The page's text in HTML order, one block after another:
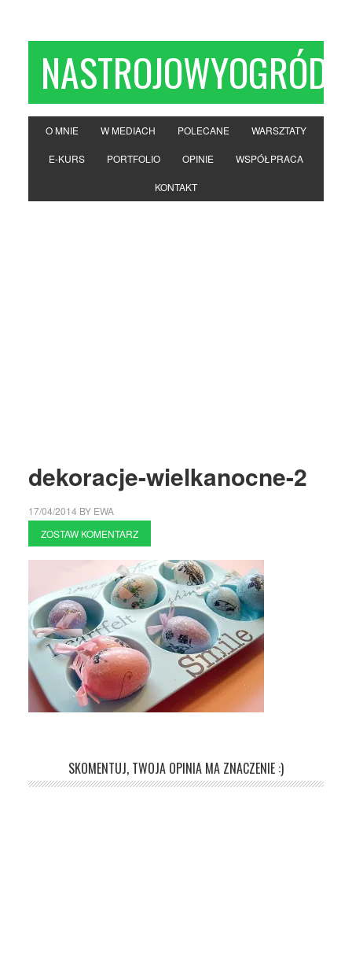
NASTROJOWYOGRÓD
O MNIE W MEDIACH POLECANE WARSZTATY
E-KURS PORTFOLIO OPINIE WSPÓŁPRACA
KONTAKT
dekoracje-wielkanocne-2
17/04/2014 BY EWA
ZOSTAW KOMENTARZ
SKOMENTUJ, TWOJA OPINIA MA ZNACZENIE :)